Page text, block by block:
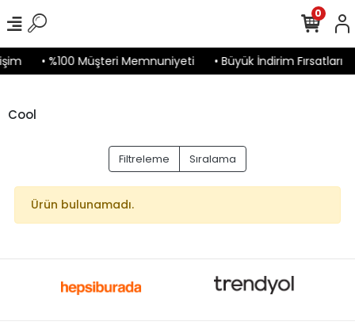
• %100 Müşteri Memnuniyeti • Büyük İndirim Fırsatları
0
Cool
Filtreleme Sıralama
Ürün bulunamadı.